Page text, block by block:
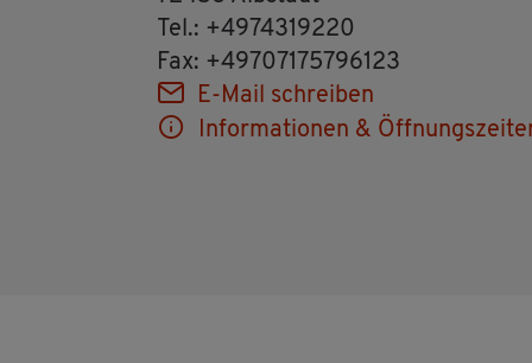
Tel.: +4974319220
Fax: +49707175796123
E-Mail schrei­ben
In­for­ma­tio­nen &